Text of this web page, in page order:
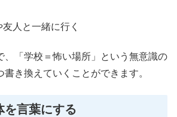
人と一緒に行く
、「学校＝怖い場所」という無意識の
き換えていくことができます。
を言葉にする